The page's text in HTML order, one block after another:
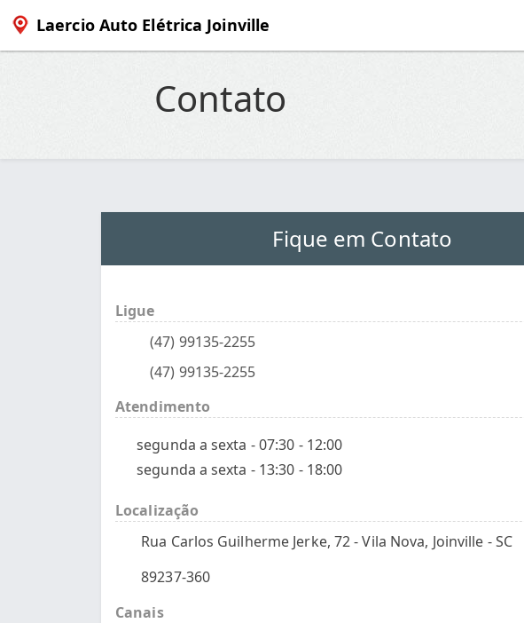
Laercio Auto Elétrica Joinville
Contato
Fique em Contato
Ligue
(47) 99135-2255
(47) 99135-2255
Atendimento
segunda a sexta - 07:30 - 12:00
segunda a sexta - 13:30 - 18:00
Localização
Rua Carlos Guilherme Jerke, 72 - Vila Nova, Joinville - SC
89237-360
Canais